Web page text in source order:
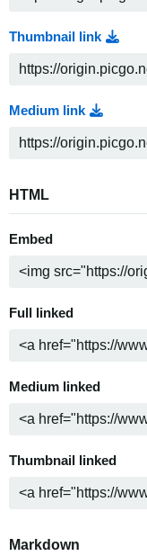
Thumbnail link
Medium link
HTML
Embed
Full linked
Medium linked
Thumbnail linked
Markdown